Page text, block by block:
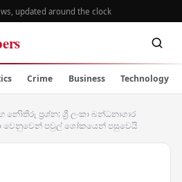
updated around the clock
Crime Business Technology
නොිතිරූ ප්‍රශ්න: ශ්‍රී ලංකා බන්ධනාගාර
වෙනුවෙන් පවුල් ශෝකයෙන් පසුවෙයි